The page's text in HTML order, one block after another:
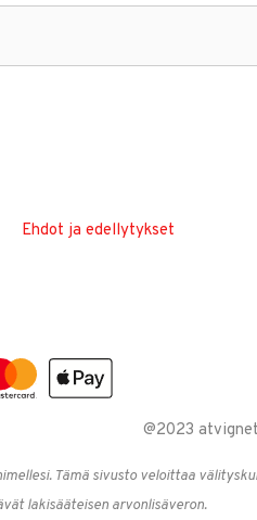
Ehdot ja edellytykset
@2023
Tämä sivusto veloittaa
lakisääteisen arvonlisäveron.